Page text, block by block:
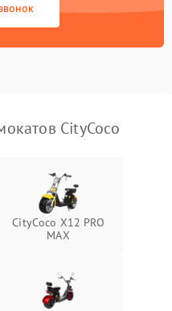
CityCoco
CityCoco X12 PRO
MAX